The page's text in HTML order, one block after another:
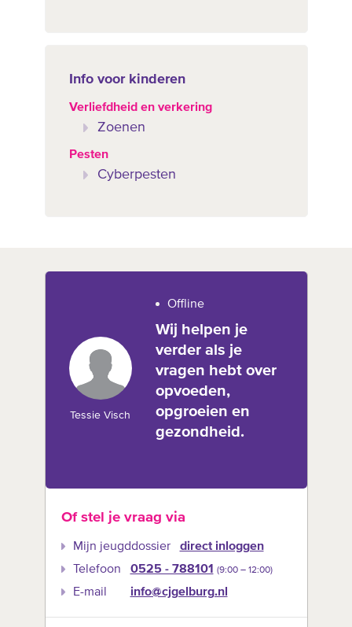
Info voor kinderen
Verliefdheid en verkering
Zoenen
Pesten
Cyberpesten
Tessie Visch
Offline
Wij helpen je
verder als je
vragen hebt over
opvoeden,
opgroeien en
gezondheid.
Of stel je vraag via
Mijn jeugddossier
direct inloggen
Telefoon
0525 - 788101 (9:00 –‍ 12:00)
E-mail info@cjgelburg.nl